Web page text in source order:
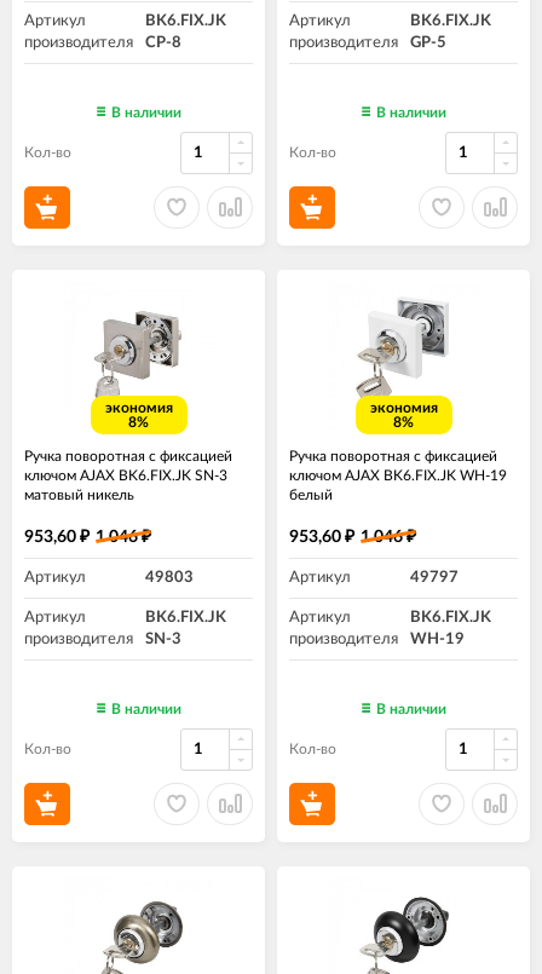
Артикул
производителя
BK6.FIX.JK
CP-8
В наличии
Кол-во
Артикул
производителя
BK6.FIX.JK
GP-5
В наличии
Кол-во
экономия
8%
Ручка поворотная с фиксацией
ключом AJAX BK6.FIX.JK SN-3
матовый никель
953,60 ₽ 1 046₽
Артикул 49803
Артикул
производителя
BK6.FIX.JK
SN-3
В наличии
Кол-во
экономия
8%
Ручка поворотная с фиксацией
ключом AJAX BK6.FIX.JK WH-19
белый
953,60 ₽ 1 046₽
Артикул 49797
Артикул
производителя
BK6.FIX.JK
WH-19
В наличии
Кол-во